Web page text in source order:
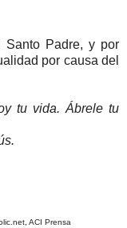
Santo Padre, y por
por causa del
tu vida. Ábrele tu
ACI Prensa